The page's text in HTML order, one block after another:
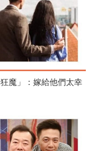
魔」：嫁給他們太幸